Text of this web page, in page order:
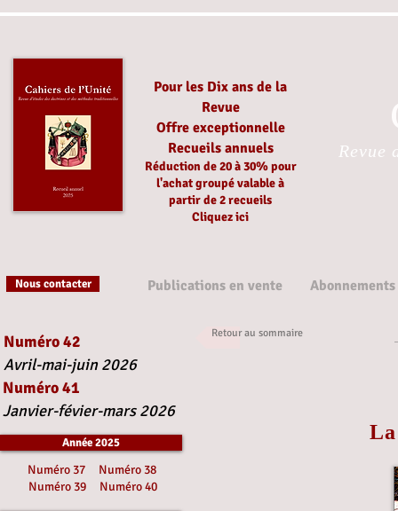
Pour les Dix ans de la
Revue
Offre exceptionnelle
Recueils annuels
Réduction de 20 à 30%pour
l'achat groupévalable à
partirde 2 recueils
Cliquez ici
Revue
Nous contacter Publications en vente Abonnements
Retour au sommaire
Numéro 42
Avril-mai-juin 2026
Numéro 41
Janvier-févier-mars 2026
Année 2025
Numéro 37
Numéro 38
Numéro 39
Numéro 40